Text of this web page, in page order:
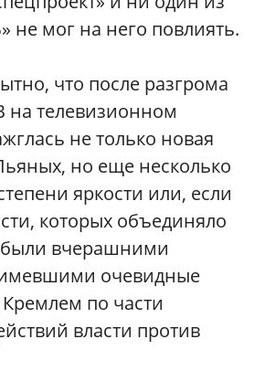
не мог на него повлиять.
что после разгрома
на телевизионном
не только новая
но еще несколько
яркости или, если
которых объединяло
вчерашними
очевидные
Кремлем по части
власти против